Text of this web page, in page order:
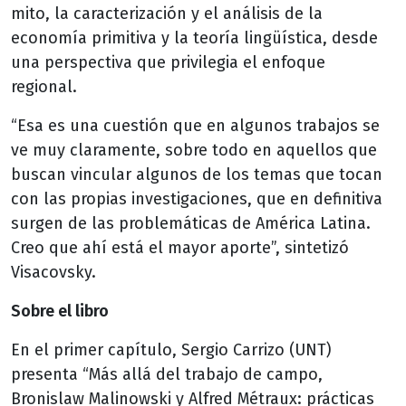
mito, la caracterización y el análisis de la
economía primitiva y la teoría lingüística, desde
una perspectiva que privilegia el enfoque
regional.
“Esa es una cuestión que en algunos trabajos se
ve muy claramente, sobre todo en aquellos que
buscan vincular algunos de los temas que tocan
con las propias investigaciones, que en definitiva
surgen de las problemáticas de América Latina.
Creo que ahí está el mayor aporte”, sintetizó
Visacovsky.
Sobre el libro
En el primer capítulo, Sergio Carrizo (UNT)
presenta “Más allá del trabajo de campo,
Bronislaw Malinowski y Alfred Métraux: prácticas